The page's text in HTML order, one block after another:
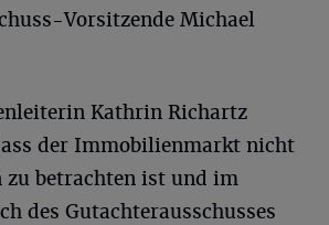
Vorsitzende Michael
Kathrin Richartz
der Immobilienmarkt nicht
zu betrachten ist und im
des Gutachterausschusses